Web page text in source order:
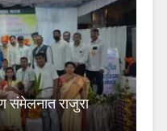
संमेलनात राजुरा